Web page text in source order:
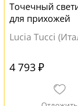
Точечный
для прихожей
Lucia Tucci
4 793 ₽